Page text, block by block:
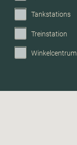
Tankstations
Treinstation
Winkelcentrum